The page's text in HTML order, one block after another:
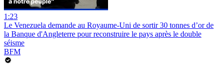
1:23
Le Venezuela demande au Royaume-Uni de sortir 30 tonnes d’or de
la Banque d'Angleterre pour reconstruire le pays après le double
séisme
BFM